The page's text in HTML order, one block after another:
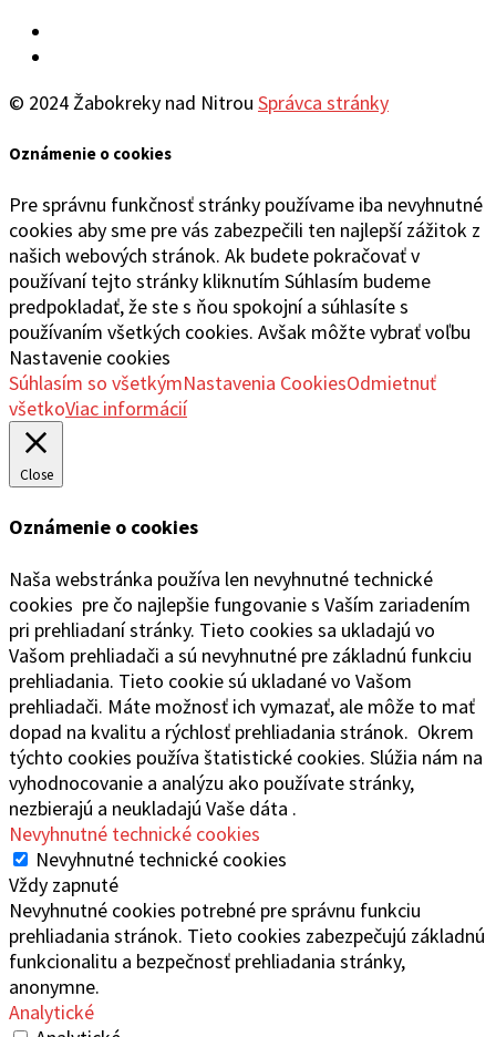
© 2024 Žabokreky nad Nitrou Správca stránky
Oznámenie o cookies
Pre správnu funkčnosť stránky používame iba nevyhnutné
cookies aby sme pre vás zabezpečili ten najlepší zážitok z
našich webových stránok. Ak budete pokračovať v
používaní tejto stránky kliknutím Súhlasím budeme
predpokladať, že ste s ňou spokojní a súhlasíte s
používaním všetkých cookies. Avšak môžte vybrať voľbu
Nastavenie cookies
Súhlasím so všetkýmNastavenia CookiesOdmietnuť
všetkoViac informácií
Close
Oznámenie o cookies
Naša webstránka používa len nevyhnutné technické
cookies pre čo najlepšie fungovanie s Vaším zariadením
pri prehliadaní stránky. Tieto cookies sa ukladajú vo
Vašom prehliadači a sú nevyhnutné pre základnú funkciu
prehliadania. Tieto cookie sú ukladané vo Vašom
prehliadači. Máte možnosť ich vymazať, ale môže to mať
dopad na kvalitu a rýchlosť prehliadania stránok. Okrem
týchto cookies používa štatistické cookies. Slúžia nám na
vyhodnocovanie a analýzu ako používate stránky,
nezbierajú a neukladajú Vaše dáta .
Nevyhnutné technické cookies
Nevyhnutné technické cookies
Vždy zapnuté
Nevyhnutné cookies potrebné pre správnu funkciu
prehliadania stránok. Tieto cookies zabezpečujú základnú
funkcionalitu a bezpečnosť prehliadania stránky,
anonymne.
Analytické